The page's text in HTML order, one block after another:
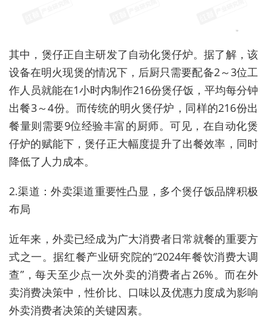
其中，煲仔正自主研发了自动化煲仔炉。据了解，该
设备在明火现煲的情况下，后厨只需要配备2～3位工
作人员就能在1小时内制作216份煲仔饭，平均每分钟
出餐3～4份。而传统的明火煲仔炉，同样的216份出
餐量则需要9位经验丰富的厨师。可见，在自动化煲
仔炉的赋能下，煲仔正大幅度提升了出餐效率，同时
降低了人力成本。
2.渠道：外卖渠道重要性凸显，多个煲仔饭品牌积极
布局
近年来，外卖已经成为广大消费者日常就餐的重要方
式之一。据红餐产业研究院的“2024年餐饮消费大调
查”，每天至少点一次外卖的消费者占26%。而在外
卖消费决策中，性价比、口味以及优惠力度成为影响
外卖消费者决策的关键因素。